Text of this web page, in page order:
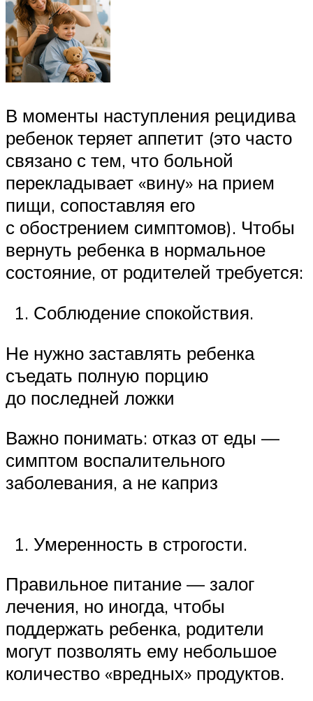
В моменты наступления рецидива
ребенок теряет аппетит (это часто
связано с тем, что больной
перекладывает «вину» на прием
пищи, сопоставляя его
с обострением симптомов). Чтобы
вернуть ребенка в нормальное
состояние, от родителей требуется:
Соблюдение спокойствия.
Не нужно заставлять ребенка
съедать полную порцию
до последней ложки
Важно понимать: отказ от еды —
симптом воспалительного
заболевания, а не каприз
Умеренность в строгости.
Правильное питание — залог
лечения, но иногда, чтобы
поддержать ребенка, родители
могут позволять ему небольшое
количество «вредных» продуктов.